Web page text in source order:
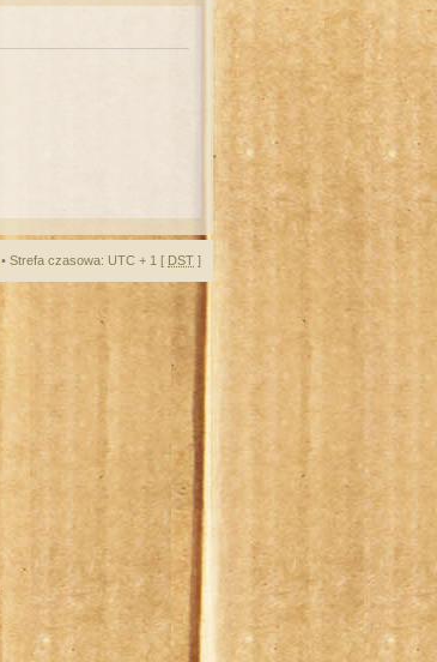
• Strefa czasowa: UTC + 1 [ DST ]